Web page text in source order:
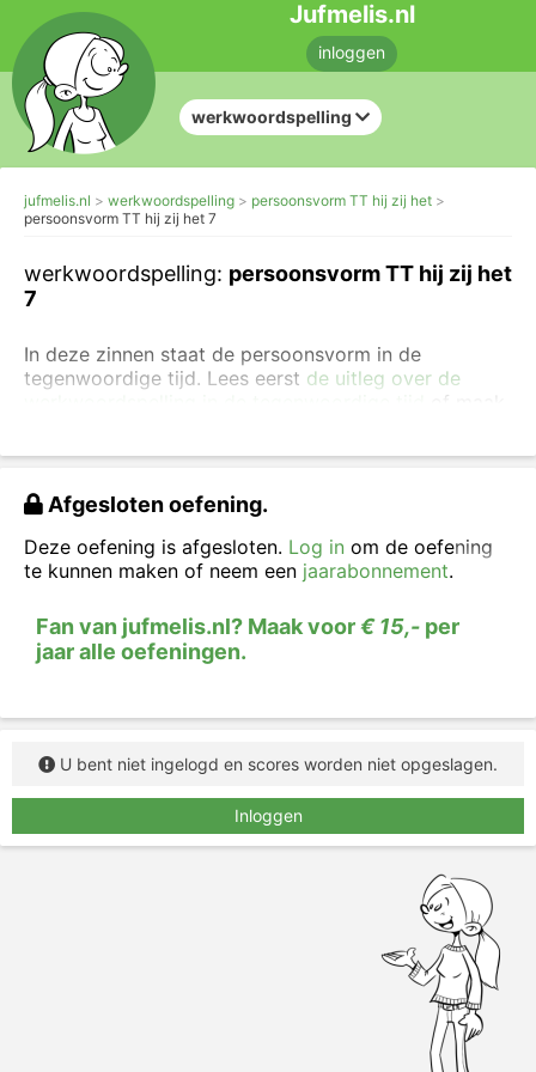
Jufmelis.nl
inloggen
werkwoordspelling
jufmelis.nl werkwoordspelling
persoonsvorm TT hij zij het
persoonsvorm TT hij zij het 7
werkwoordspelling: persoonsvorm TT hij zij het
7
In deze zinnen staat de persoonsvorm in de
tegenwoordige tijd. Lees eerst de uitleg over de
of maak
werkwoordspelling in de tegenwoordige tijd.
Zet de werkwoordsvorm in de tegenwoordige tijd.
Afgesloten oefening.
Deze oefening is afgesloten. Log in om de oefening
te kunnen maken of neem een jaarabonnement.
Fan van jufmelis.nl? Maak voor€ 15,- per
jaar alle oefeningen.
U bent niet ingelogd en scores worden niet opgeslagen.
Inloggen